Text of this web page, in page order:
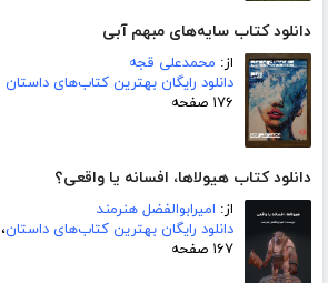
دانلود کتاب سایه‌های مبهم آبی
از: محمدعلی قجه
دانلود رایگان بهترین کتاب‌های داستان
۱۷۶ صفحه
دانلود کتاب هیولاها، افسانه یا واقعی؟
از: امیرابوالفضل هنرمند
دانلود رایگان بهترین کتاب‌های داستان،
۱۶۷ صفحه